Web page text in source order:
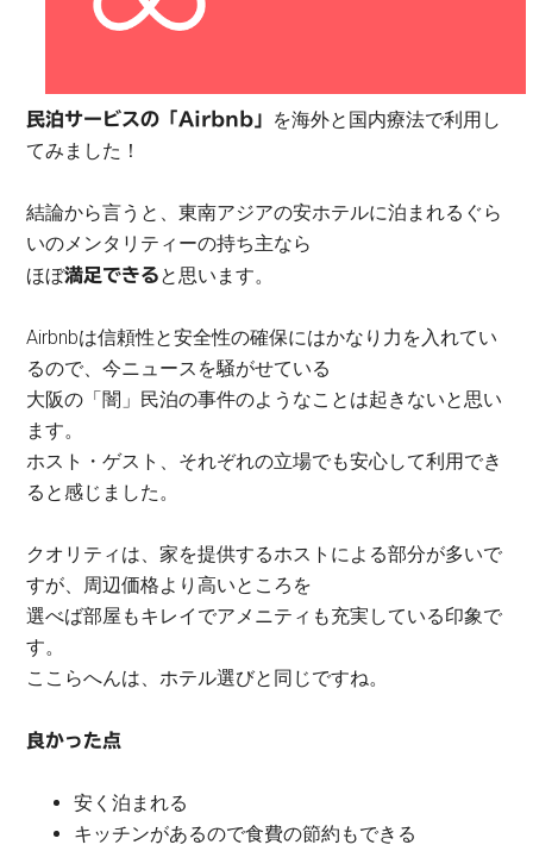
民泊サービスの「Airbnb」
を海外と国内療法で利用し
てみました！
結論から言うと、東南アジアの安ホテルに泊まれるぐら
いのメンタリティーの持ち主なら
ほぼ満足できると思います。
Airbnbは信頼性と安全性の確保にはかなり力を入れてい
るので、今ニュースを騒がせている
大阪の「闇」民泊の事件のようなことは起きないと思い
ます。
ホスト・ゲスト、それぞれの立場でも安心して利用でき
ると感じました。
クオリティは、家を提供するホストによる部分が多いで
すが、周辺価格より高いところを
選べば部屋もキレイでアメニティも充実している印象で
す。
ここらへんは、ホテル選びと同じですね。
良かった点
安く泊まれる
キッチンがあるので食費の節約もできる